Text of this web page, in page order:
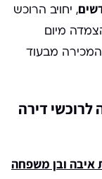
, יחויב הרוכש
מיום
מבעוד
לרוכשי דירה
איבה ובן משפחה